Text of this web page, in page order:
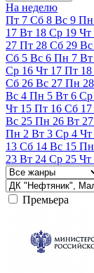
На неделю
Пт 7 Сб 8 Вс 9 Пн
17 Вт 18 Ср 19 Чт
27 Пт 28 Сб 29 Вс
Сб 5 Вс 6 Пн 7 Вт
Ср 16 Чт 17 Пт 18
Сб 26 Вс 27 Пн 28
Вс 4 Пн 5 Вт 6 Ср
Чт 15 Пт 16 Сб 17
Вс 25 Пн 26 Вт 27
Пн 2 Вт 3 Ср 4 Чт
13 Сб 14 Вс 15 Пн
23 Вт 24 Ср 25 Чт
Премьера